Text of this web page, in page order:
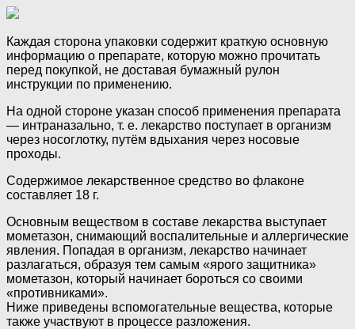
Каждая сторона упаковки содержит краткую основную
информацию о препарате, которую можно прочитать
перед покупкой, не доставая бумажный рулон
инструкции по применению.
На одной стороне указан способ применения препарата
— интраназально, т. е. лекарство поступает в организм
через носоглотку, путём вдыхания через носовые
проходы.
Содержимое лекарственное средство во флаконе
составляет 18 г.
Основным веществом в составе лекарства выступает
мометазон, снимающий воспалительные и аллергические
явления. Попадая в организм, лекарство начинает
разлагаться, образуя тем самым «ярого защитника»
мометазон, который начинает бороться со своими
«противниками».
Ниже приведены вспомогательные вещества, которые
также участвуют в процессе разложения.